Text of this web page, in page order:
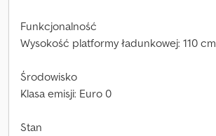
Funkcjonalność
Wysokość platformy ładunkowej: 110 cm
Środowisko
Klasa emisji: Euro 0
Stan